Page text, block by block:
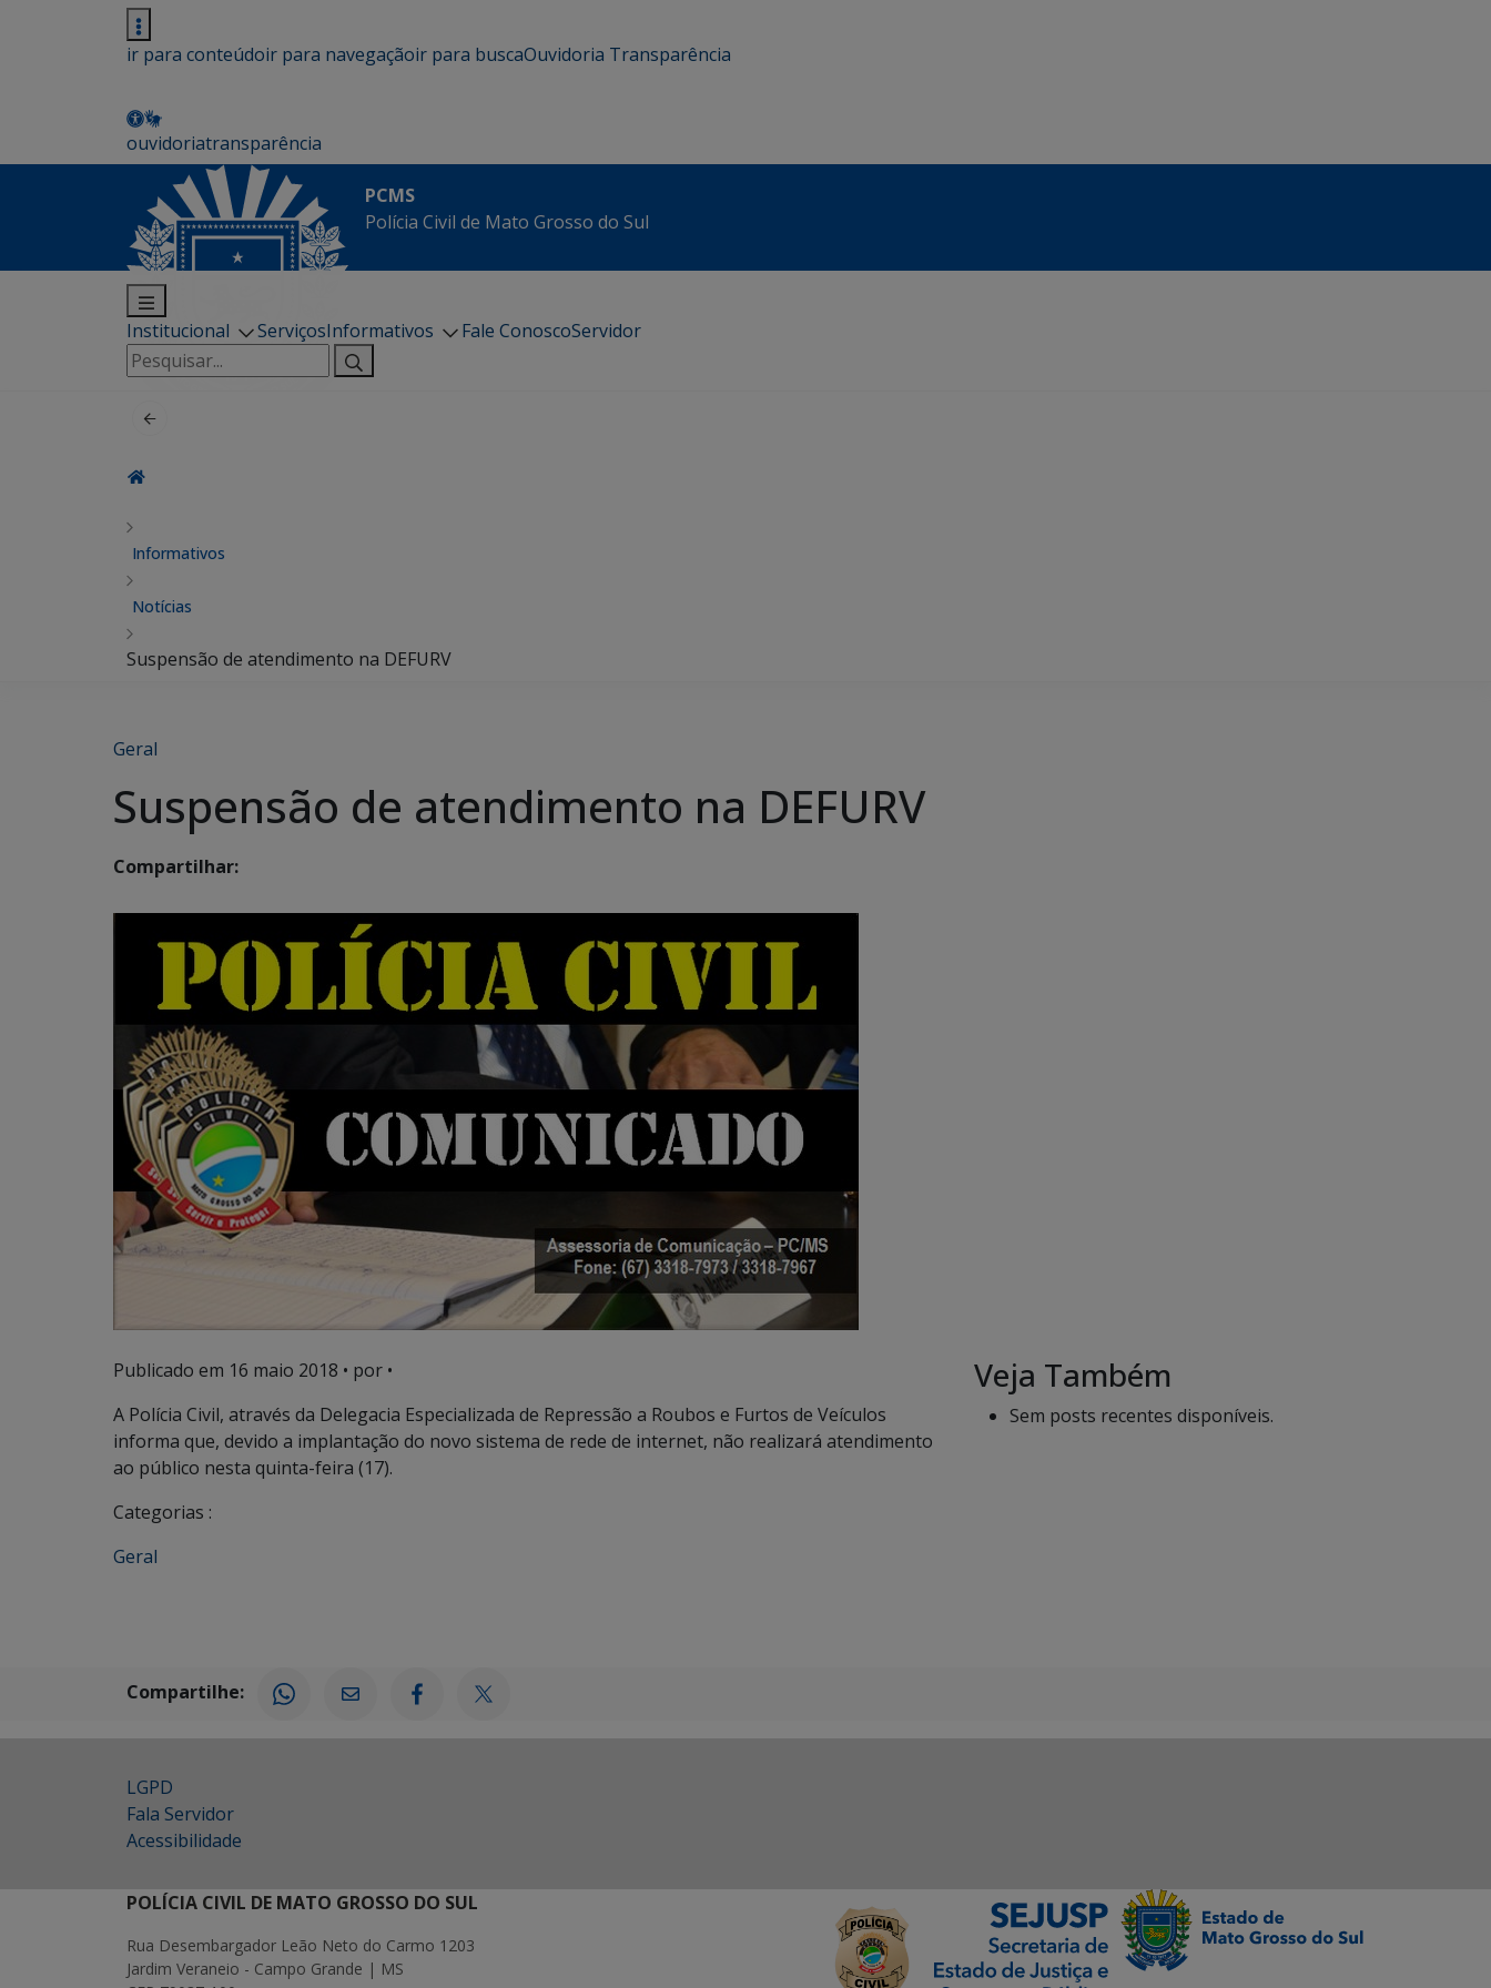
ir para conteúdoir para navegaçãoir para buscaOuvidoria Transparência
ouvidoriatransparência
PCMS
Polícia Civil de Mato Grosso do Sul
Institucional ServiçosInformativos Fale ConoscoServidor
Pesquisar
por:
Informativos
Notícias
Suspensão de atendimento na DEFURV
Geral
Suspensão de atendimento na DEFURV
Compartilhar:
Publicado em 16 maio 2018 • por •
A Polícia Civil, através da Delegacia Especializada de Repressão a Roubos e Furtos de Veículos
informa que, devido a implantação do novo sistema de rede de internet, não realizará atendimento
ao público nesta quinta-feira (17).
Categorias :
Geral
Veja Também
Sem posts recentes disponíveis.
Compartilhe:
LGPD
Fala Servidor
Acessibilidade
POLÍCIA CIVIL DE MATO GROSSO DO SUL
Rua Desembargador Leão Neto do Carmo 1203
Jardim Veraneio - Campo Grande | MS